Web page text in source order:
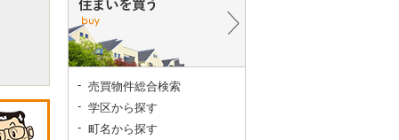
売買物件総合検索
学区から探す
町名から探す